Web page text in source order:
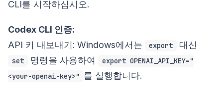
CLI를 시작하십시오.
Codex CLI 인증:
API 키 내보내기: Windows에서는
export 대신
set 명령을 사용하여
export OPENAI_API_KEY="
<your-openai-key>" 를 실행합니다.